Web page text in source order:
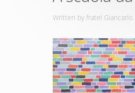
Written by fratel Giancarlo.